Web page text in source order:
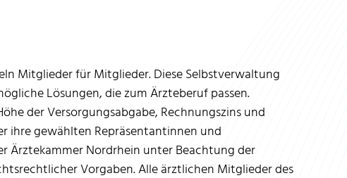
Mitglieder für Mitglieder. Diese Selbstverwaltung
Lösungen, die zum Ärzteberuf passen.
der Versorgungsabgabe, Rechnungszins und
ihre gewählten Repräsentantinnen und
Ärztekammer Nordrhein unter Beachtung der
Vorgaben. Alle ärztlichen Mitglieder des